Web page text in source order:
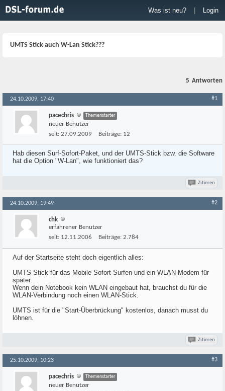
Was ist neu? Login
UMTS Stick auch W-Lan Stick???
5 Antworten
24.10.2009, 17:40 #1
pacechris Themenstarter
neuer Benutzer
seit: 27.09.2009 Beiträge: 12
Hab diesen Surf-Sofort-Paket, und der UMTS-Stick bzw. die Software
hat die Option "W-Lan", wie funktioniert das?
Zitieren
24.10.2009, 19:49 #2
chk
erfahrener Benutzer
seit: 12.11.2006 Beiträge: 2.784
Auf der Startseite steht doch eigentlich alles:
UMTS-Stick für das Mobile Sofort-Surfen und ein WLAN-Modem für
später.
Wenn dein Notebook kein WLAN eingebaut hat, brauchst du für die
WLAN-Verbindung noch einen WLAN-Stick.
UMTS ist für die "Start-Überbrückung" kostenlos, danach musst du
löhnen.
Zitieren
25.10.2009, 10:23 #3
pacechris Themenstarter
neuer Benutzer